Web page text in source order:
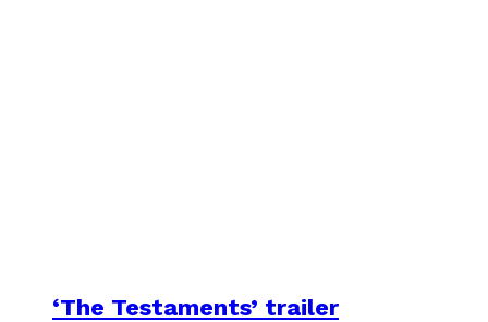
‘The Testaments’ trailer